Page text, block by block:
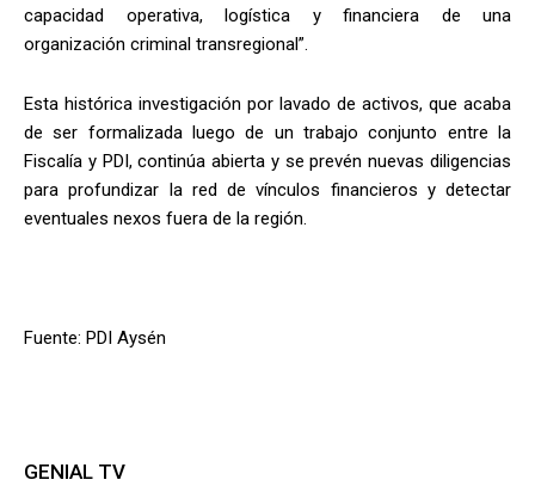
capacidad operativa, logística y financiera de una
organización criminal transregional”.
Esta histórica investigación por lavado de activos, que acaba
de ser formalizada luego de un trabajo conjunto entre la
Fiscalía y PDI, continúa abierta y se prevén nuevas diligencias
para profundizar la red de vínculos financieros y detectar
eventuales nexos fuera de la región.
Fuente: PDI Aysén
GENIAL TV